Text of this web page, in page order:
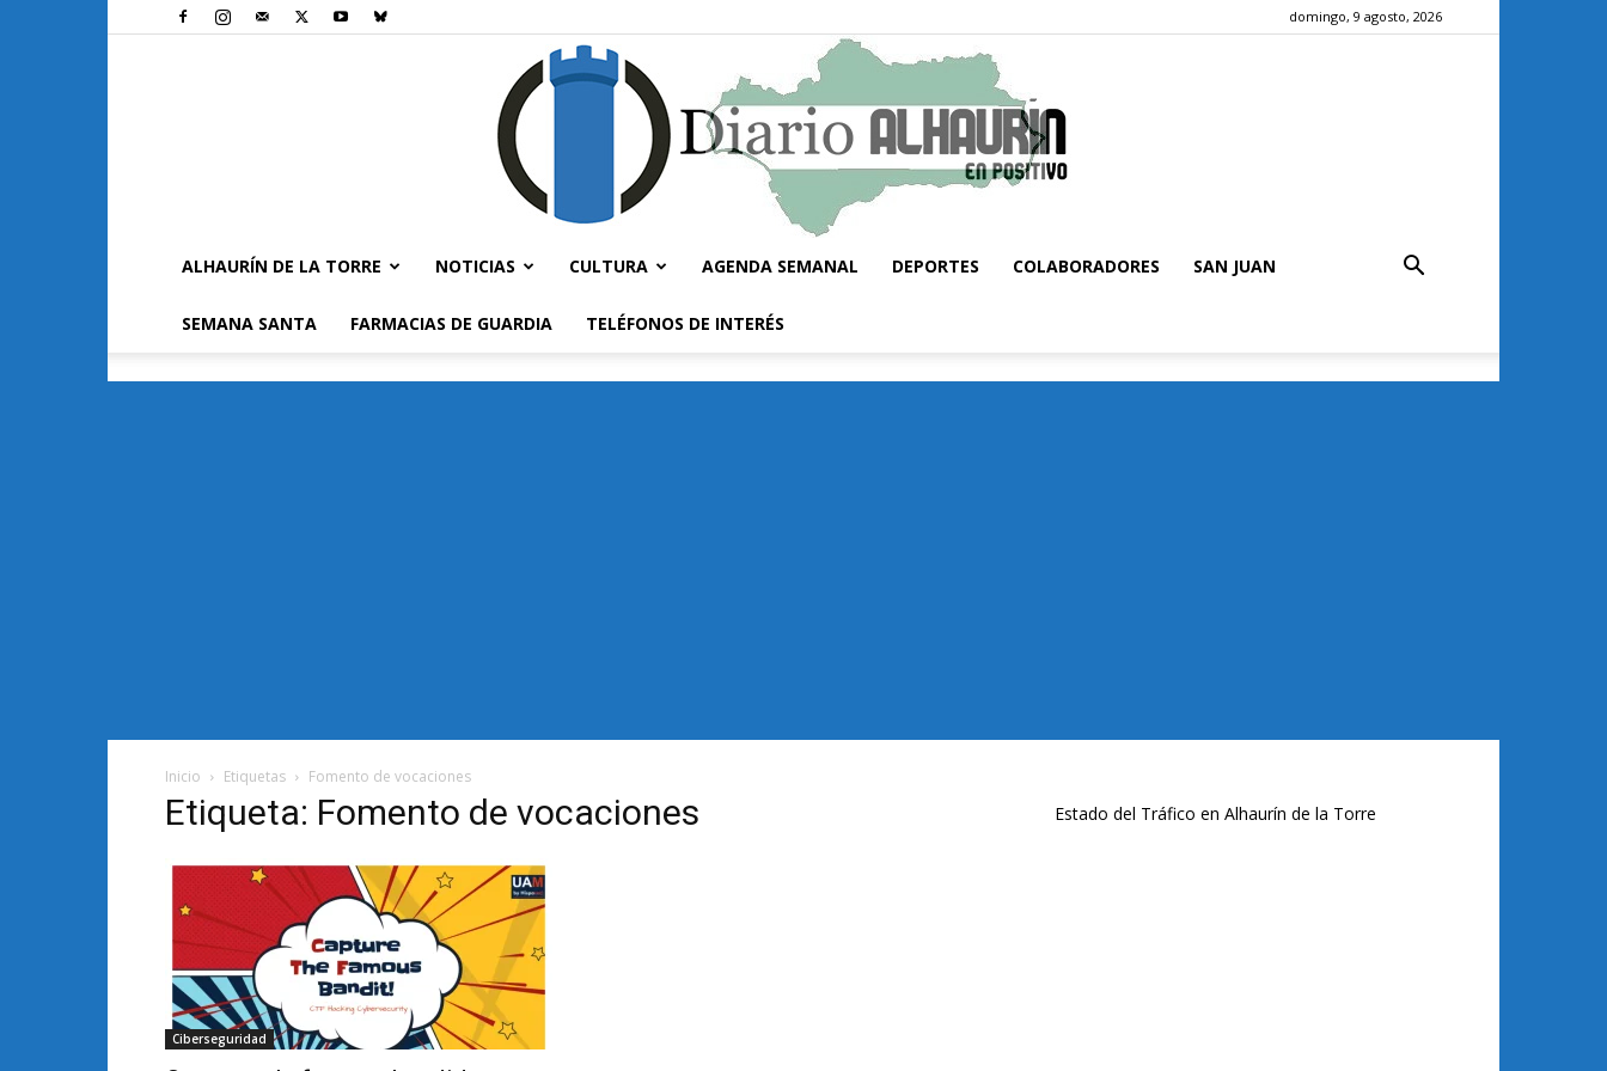
domingo, 9 agosto, 2026
ALHAURÍN DE LA TORRE NOTICIAS CULTURA AGENDA SEMANAL DEPORTES COLABORADORES SAN JUAN
SEMANA SANTA FARMACIAS DE GUARDIA TELÉFONOS DE INTERÉS
Inicio Etiquetas Fomento de vocaciones
Etiqueta: Fomento de vocaciones
Ciberseguridad
Estado del Tráfico en Alhaurín de la Torre